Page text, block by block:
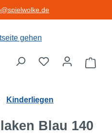
Kinderliegen
Blau 140